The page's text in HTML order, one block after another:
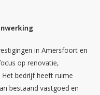
in Amersfoort en
op renovatie,
bedrijf heeft ruime
bestaand vastgoed en